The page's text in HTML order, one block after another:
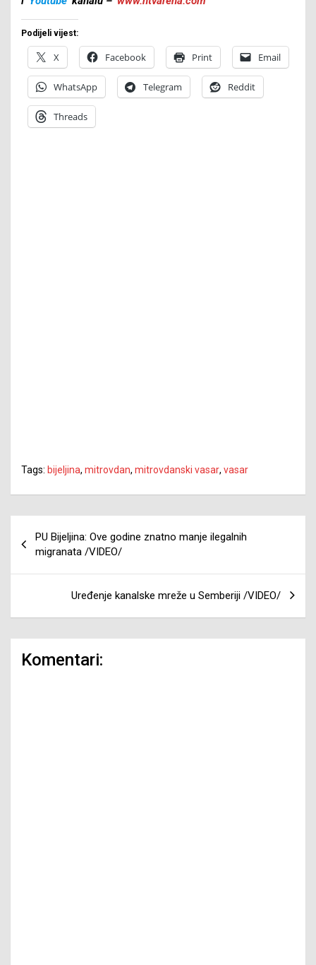
Podijeli vijest:
X Facebook Print Email
WhatsApp Telegram Reddit
Threads
Tags: bijeljina, mitrovdan, mitrovdanski vasar, vasar
članaka
PU Bijeljina: Ove godine znatno manje ilegalnih
migranata /VIDEO/
Uređenje kanalske mreže u Semberiji /VIDEO/
Komentari: